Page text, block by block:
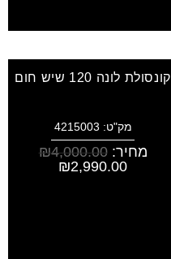
קונסולת לונה 120 שיש חום
מק"ט: 4215003
מחיר: ₪4,000.00
₪2,990.00